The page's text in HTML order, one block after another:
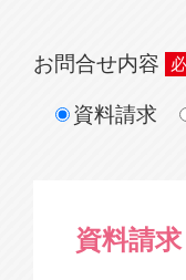
お問合せ内容
資料請求
資料請求